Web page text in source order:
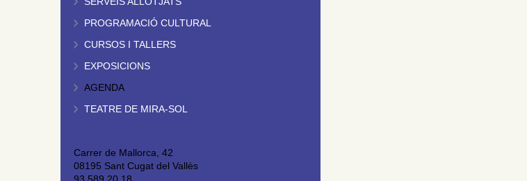
PROGRAMACIÓ CULTURAL
CURSOS I TALLERS
EXPOSICIONS
AGENDA
TEATRE DE MIRA-SOL
Carrer de Mallorca, 42
08195 Sant Cugat del Vallès